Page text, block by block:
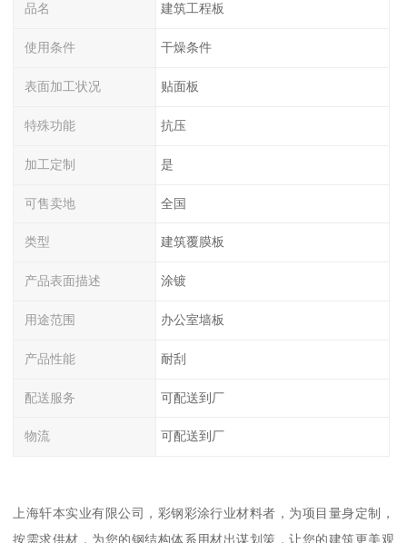
品名 建筑工程板
使用条件 干燥条件
表面加工状况 贴面板
特殊功能 抗压
加工定制 是
可售卖地 全国
类型 建筑覆膜板
产品表面描述 涂镀
用途范围 办公室墙板
产品性能 耐刮
配送服务 可配送到厂
物流 可配送到厂
上海轩本实业有限公司，彩钢彩涂行业材料者，为项目量身定制，
按需求供材，为您的钢结构体系用材出谋划策，让您的建筑更美观